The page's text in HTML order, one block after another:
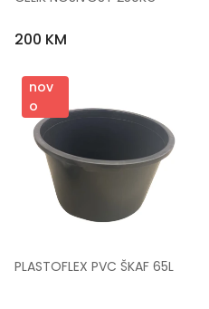
200 KM
nov
o
PLASTOFLEX PVC ŠKAF 65L